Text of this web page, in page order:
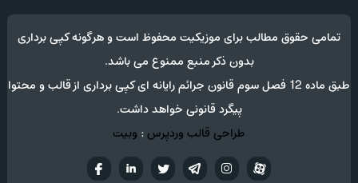
تمامی حقوق مطالب برای موزیکیت محفوظ است و هرگونه کپی برداری
بدون ذکر منبع ممنوع می باشد.
طبق ماده 12 فصل سوم قانون جرائم رایانه ای کپی برداری از قالب و محتوا
پیگرد قانونی خواهد داشت.
طراحی قالب وردپرس: وبیت
تويترتلگراماینستاگرام آپارات